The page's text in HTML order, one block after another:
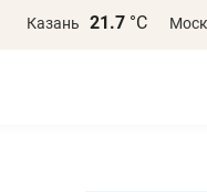
Казань 21.7 °С